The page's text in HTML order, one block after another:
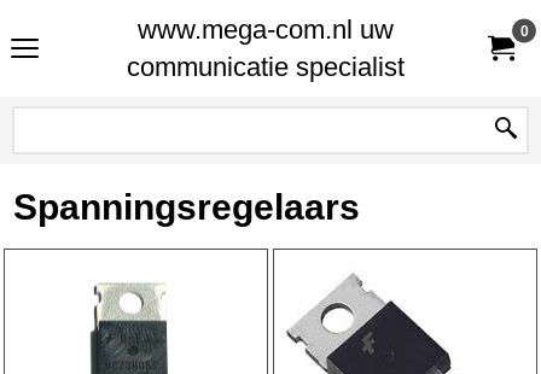
www.mega-com.nl uw
communicatie specialist
0
Spanningsregelaars